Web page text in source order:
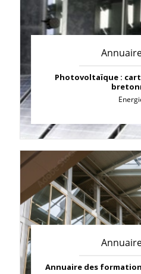
Photovoltaïque :
Annuaire des